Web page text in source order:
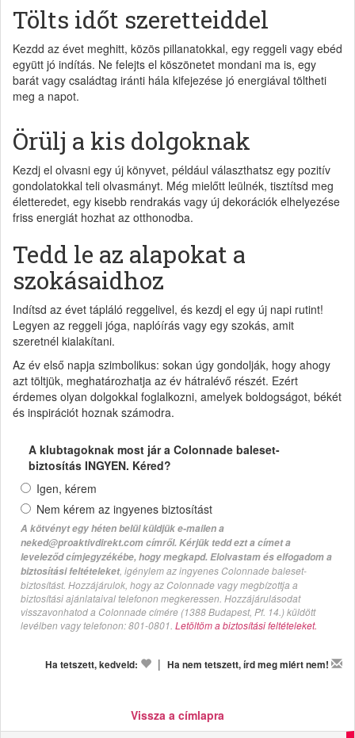
Tölts időt szeretteiddel
Kezdd az évet meghitt, közös pillanatokkal, egy reggeli vagy ebéd
együtt jó indítás. Ne felejts el köszönetet mondani ma is, egy
barát vagy családtag iránti hála kifejezése jó energiával töltheti
meg a napot.
Örülj a kis dolgoknak
Kezdj el olvasni egy új könyvet, például választhatsz egy pozitív
gondolatokkal teli olvasmányt. Még mielőtt leülnék, tisztítsd meg
életteredet, egy kisebb rendrakás vagy új dekorációk elhelyezése
friss energiát hozhat az otthonodba.
Tedd le az alapokat a
szokásaidhoz
Indítsd az évet tápláló reggelivel, és kezdj el egy új napi rutint!
Legyen az reggeli jóga, naplóírás vagy egy szokás, amit
szeretnél kialakítani.
Az év első napja szimbolikus: sokan úgy gondolják, hogy ahogy
azt töltjük, meghatározhatja az év hátralévő részét. Ezért
érdemes olyan dolgokkal foglalkozni, amelyek boldogságot, békét
és inspirációt hoznak számodra.
A klubtagoknak most jár a Colonnade baleset-
biztosítás INGYEN. Kéred?
Igen, kérem
Nem kérem az ingyenes biztosítást
A kötvényt egy héten belül küldjük e-mailen a
neked@proaktivdirekt.com címről. Kérjük tedd ezt a címet a
leveleződ címjegyzékébe, hogy megkapd. Elolvastam és elfogadom a
biztosítási feltételeket, igénylem az ingyenes Colonnade baleset-
biztosítást. Hozzájárulok, hogy az Colonnade vagy megbízottja a
biztosítási ajánlataival telefonon megkeressen. Hozzájárulásodat
visszavonhatod a Colonnade címére (1388 Budapest, Pf. 14.) küldött
levélben vagy telefonon: 801-0801. Letöltöm a biztosítási feltételeket.
Ha tetszett, kedveld: | Ha nem tetszett, írd meg miért nem!
Vissza a címlapra